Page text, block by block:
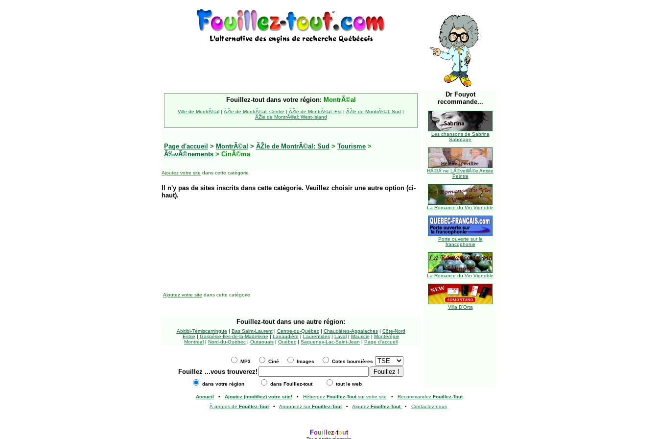
Fouillez-tout dans votre région: MontrÃ©al
Ville de MontrÃ©al | ÃŽle de MontrÃ©al: Centre | ÃŽle de MontrÃ©al: Est | ÃŽle de MontrÃ©al: Sud |
ÃŽle de MontrÃ©al: West-Island
Page d'accueil > MontrÃ©al > ÃŽle de MontrÃ©al: Sud > Tourisme >
Ã‰vÃ©nements > CinÃ©ma
Ajoutez votre site dans cette catégorie
Il n'y pas de sites inscrits dans cette catégorie. Veuillez choisir une autre option (ci-
haut).
Dr Fouyot
recommande...
Les chansons de Sabrina
Sabotage
HÃ©lÃ¨ne LÃ©veillÃ©e Artiste
Peintre
La Romance du Vin Vignoble
Porte ouverte sur la
francophonie
La Romance du Vin Vignoble
Villa D'Orta
Ajoutez votre site dans cette catégorie
Fouillez-tout dans une autre région:
Abitibi-Témiscamingue | Bas Saint-Laurent| Centre-du-Québec| Chaudières-Appalaches| Côte-Nord
Estrie | Gaspésie-Îles-de-la-Madeleine | Lanaudière | Laurentides| Laval| Mauricie | Montérégie
Montréal | Nord-du-Québec | Outaouais | Québec | Saguenay-Lac-Saint-Jean | Page d'accueil
MP3 Ciné Images Cotes boursières
Fouillez ...vous trouverez!
dans votre région dans Fouillez-tout tout le web
Accueil • Ajoutez (modifiez) votre site!• Hébergez Fouillez-Toutsur votre site • Recommandez Fouillez-Tout
À propos de Fouillez-Tout• Annoncez surFouillez-Tout• Ajoutez Fouillez-Tout • Contactez-nous
Foui ez-tout